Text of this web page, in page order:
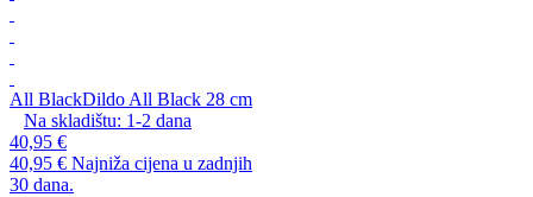
All BlackDildo All Black 28 cm
Na skladištu: 1-2 dana
40,95 €
40,95 € Najniža cijena u zadnjih
30 dana.